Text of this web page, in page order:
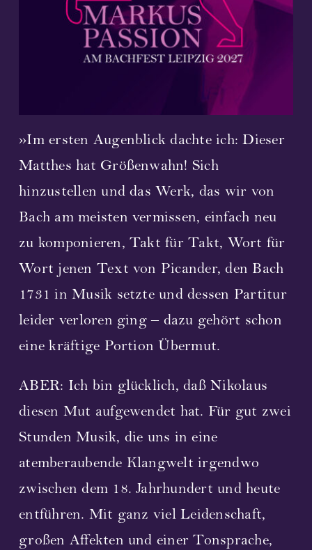
Notenmaterial
Folgeaufführungen
Komponist und Textdichter
Mitwirkende 2023
Konzerte 2023
Partner und Sponsoren
Links
Kontakt
Unterstützen Sie uns!
Newsletter
»Im ersten Augenblick dachte ich: Dieser
Matthes hat Größenwahn! Sich
hinzustellen und das Werk, das wir von
Bach am meisten vermissen, einfach neu
zu komponieren, Takt für Takt, Wort für
Wort jenen Text von Picander, den Bach
1731 in Musik setzte und dessen Partitur
leider verloren ging – dazu gehört schon
eine kräftige Portion Übermut.
ABER: Ich bin glücklich, daß Nikolaus
diesen Mut aufgewendet hat. Für gut zwei
Stunden Musik, die uns in eine
atemberaubende Klangwelt irgendwo
zwischen dem 18. Jahrhundert und heute
entführen. Mit ganz viel Leidenschaft,
großen Affekten und einer Tonsprache,